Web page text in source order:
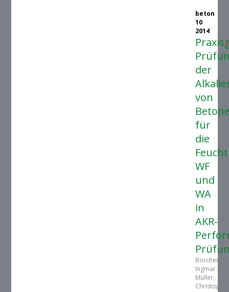
beton
10
2014
der
von
für
die
WF
und
WA
in
AKR-
Borchers,
Ingmar /
Müller,
Christoph